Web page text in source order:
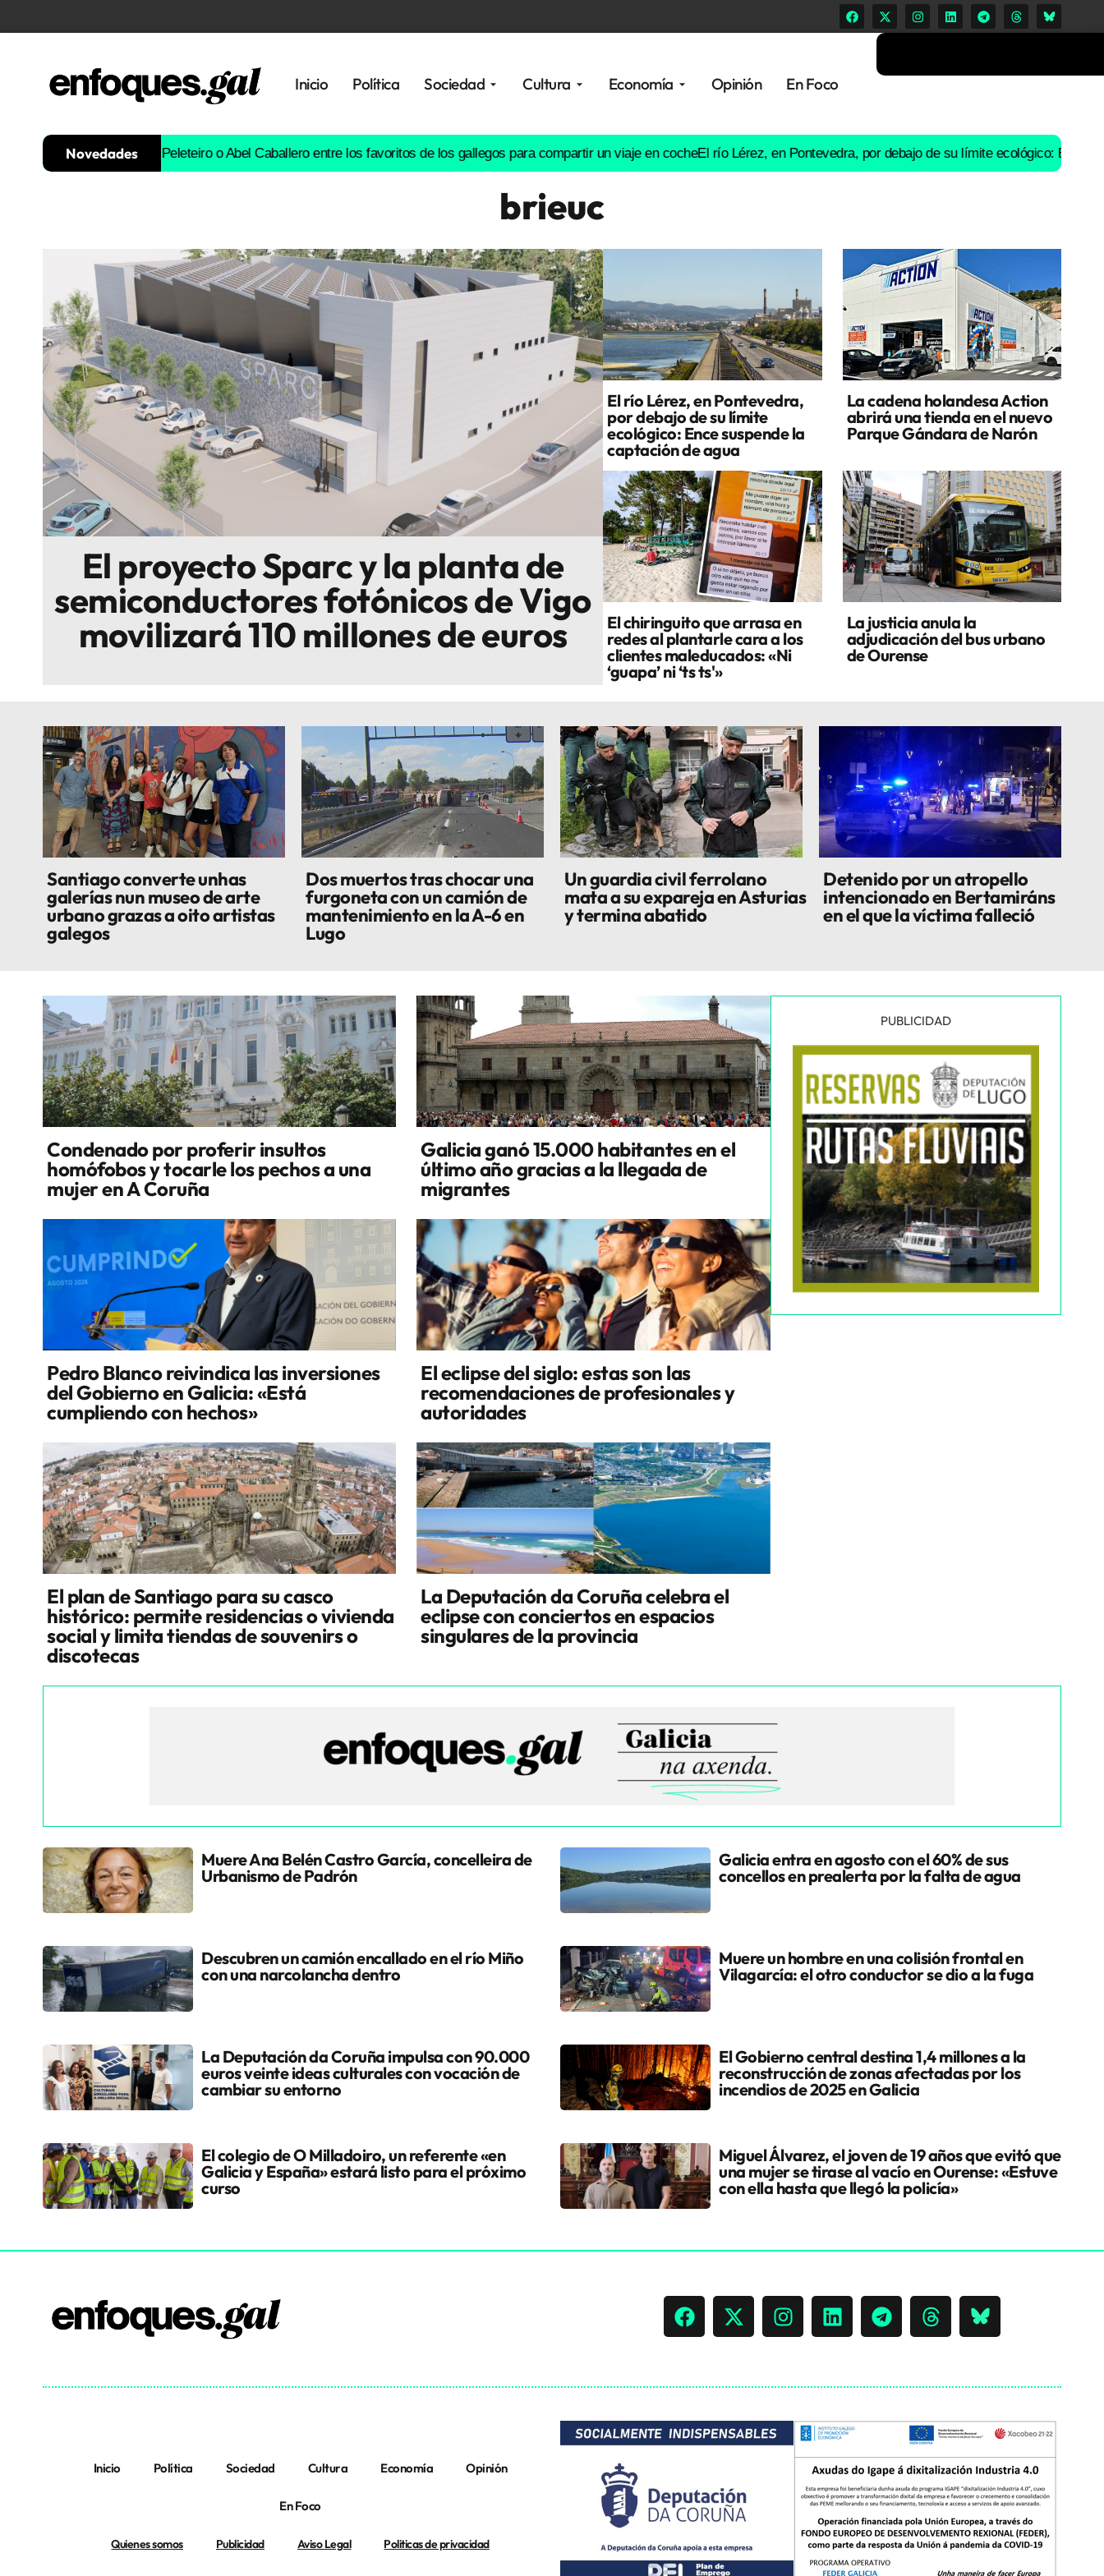
Inicio Política Sociedad Cultura Economía Opinión En Foco
Gastronomía
Escenarios
Sostenibilidad
Innova
Novedades
Iglesias, Ana Peleteiro o Abel Caballero entre los favoritos de los gallegos para compartir un viaje en cocheEl río Lérez, en Pontevedra, por debajo de su límite ecológico: Ence suspende
brieuc
El proyecto Sparc y la planta de
semiconductores fotónicos de Vigo
movilizará 110 millones de euros
El río Lérez, en Pontevedra,
por debajo de su límite
ecológico: Ence suspende la
captación de agua
La cadena holandesa Action
abrirá una tienda en el nuevo
Parque Gándara de Narón
El chiringuito que arrasa en
redes al plantarle cara a los
clientes maleducados: «Ni
‘guapa’ ni ‘ts ts'»
La justicia anula la
adjudicación del bus urbano
de Ourense
Santiago converte unhas
galerías nun museo de arte
urbano grazas a oito artistas
galegos
Dos muertos tras chocar una
furgoneta con un camión de
mantenimiento en la A-6 en
Lugo
Un guardia civil ferrolano
mata a su expareja en Asturias
y termina abatido
Detenido por un atropello
intencionado en Bertamiráns
en el que la víctima falleció
Condenado por proferir insultos
homófobos y tocarle los pechos a una
mujer en A Coruña
Galicia ganó 15.000 habitantes en el
último año gracias a la llegada de
migrantes
Pedro Blanco reivindica las inversiones
del Gobierno en Galicia: «Está
cumpliendo con hechos»
El eclipse del siglo: estas son las
recomendaciones de profesionales y
autoridades
El plan de Santiago para su casco
histórico: permite residencias o vivienda
social y limita tiendas de souvenirs o
discotecas
La Deputación da Coruña celebra el
eclipse con conciertos en espacios
singulares de la provincia
PUBLICIDAD
Muere Ana Belén Castro García, concelleira de
Urbanismo de Padrón
Galicia entra en agosto con el 60% de sus
concellos en prealerta por la falta de agua
Descubren un camión encallado en el río Miño
con una narcolancha dentro
Muere un hombre en una colisión frontal en
Vilagarcía: el otro conductor se dio a la fuga
La Deputación da Coruña impulsa con 90.000
euros veinte ideas culturales con vocación de
cambiar su entorno
El Gobierno central destina 1,4 millones a la
reconstrucción de zonas afectadas por los
incendios de 2025 en Galicia
El colegio de O Milladoiro, un referente «en
Galicia y España» estará listo para el próximo
curso
Miguel Álvarez, el joven de 19 años que evitó que
una mujer se tirase al vacío en Ourense: «Estuve
con ella hasta que llegó la policía»
Inicio Política Sociedad Cultura Economía Opinión
En Foco
Quienes somos Publicidad Aviso Legal Politicas de privacidad